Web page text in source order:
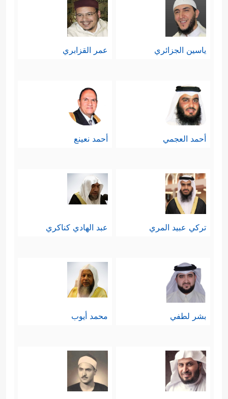
ياسين الجزائري عمر القزابري
أحمد العجمي أحمد نعينع
تركي عبيد المري عبد الهادي كناكري
بشر لطفي محمد أيوب